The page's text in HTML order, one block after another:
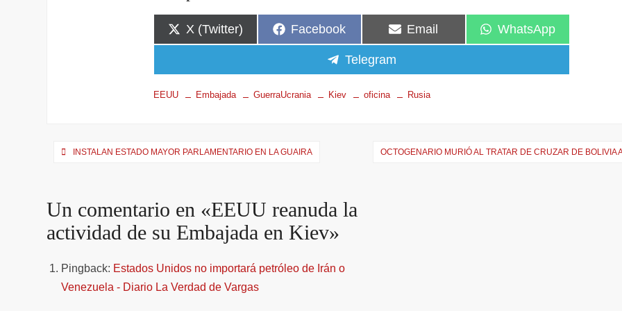
X (Twitter) Facebook Email WhatsApp
Telegram
EEUU Embajada GuerraUcrania Kiev oficina Rusia
INSTALAN ESTADO MAYOR PARLAMENTARIO EN LA GUAIRA OCTOGENARIO MURIÓ AL TRATAR DE CRUZAR DE BOLIVIA
Un comentario en «EEUU reanuda la
actividad de su Embajada en Kiev»
Pingback: Estados Unidos no importará petróleo de Irán o
Venezuela - Diario La Verdad de Vargas